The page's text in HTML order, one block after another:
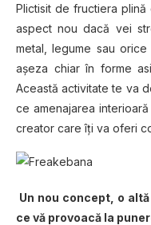
Plictisit de fructiera
aspect nou dacă vei
metal, legume sau
aşeza chiar în forme
Această activitate te va
ce amenajarea
creator care îţi va oferi
Un nou concept, o
ce vă provoacă la